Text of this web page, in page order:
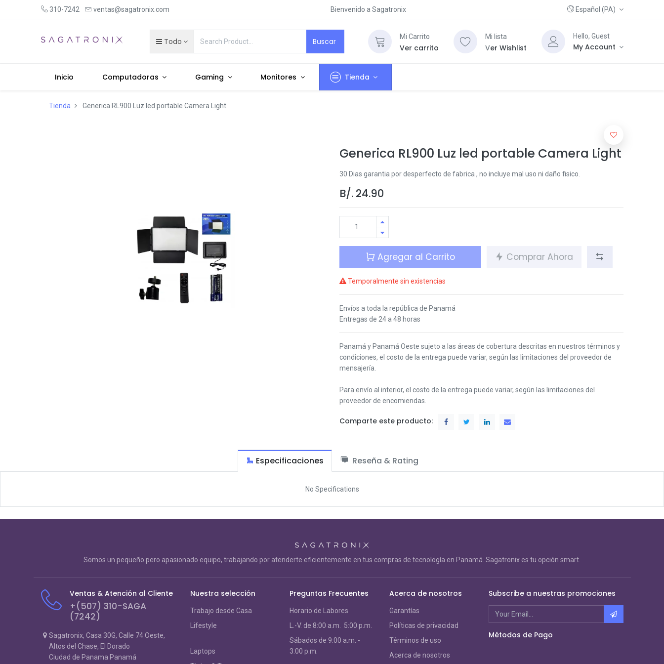
310-7242 ventas@sagatronix.com Bienvenido a Sagatronix Español (PA)
Todo Buscar Mi Carrito
Ver carrito
Mi lista
Ver Wishlist
Hello, Guest
My Account
Inicio Computadoras Gaming Monitores Tienda
Tienda Generica RL900 Luz led portable Camera Light
Generica RL900 Luz led portable Camera Light
30 Dias garantia por desperfecto de fabrica , no incluye mal uso ni daño fisico.
B/. 24.90
Agregar al Carrito Comprar Ahora
Temporalmente sin existencias
Envíos a toda la república de Panamá
Entregas de 24 a 48 horas
Panamá y Panamá Oeste sujeto a las áreas de cobertura descritas en nuestros términos y
condiciones, el costo de la entrega puede variar, según las limitaciones del proveedor de
mensajería.
Para envío al interior, el costo de la entrega puede variar, según las limitaciones del
proveedor de encomiendas.
Comparte este producto:
Especificaciones Reseña & Rating
No Specifications
Somos un pequeño pero apasionado equipo, trabajando por atenderte eficientemente en tus compras de tecnología en Panamá. Sagatronix es tu opción smart.
Ventas & Atención al Cliente
+(507) 310-SAGA
(7242)
Sagatronix, Casa 30G, Calle 74 Oeste,
Altos del Chase, El Dorado
Ciudad de Panama Panamá
Nuestra selección
Trabajo desde Casa
Lifestyle
Laptops
Preguntas Frecuentes
Horario de Labores
L.-V. de 8:00 a.m. 5:00 p.m.
Sábados de 9:00 a.m. -
3:00 p.m.
Acerca de nosotros
Garantías
Políticas de privacidad
Términos de uso
Acerca de nosotros
Subscribe a nuestras promociones
Métodos de Pago